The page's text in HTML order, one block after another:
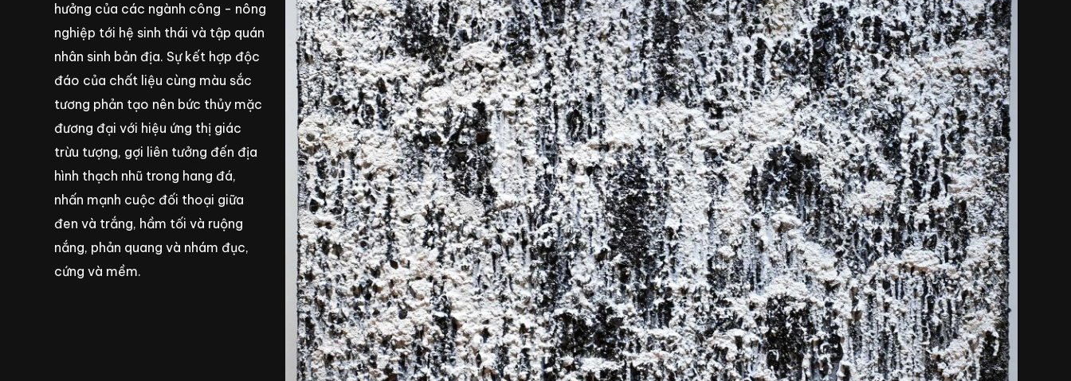
hưởng của các ngành công - nông
nghiệp tới hệ sinh thái và tập quán
nhân sinh bản địa. Sự kết hợp độc
đáo của chất liệu cùng màu sắc
tương phản tạo nên bức thủy mặc
đương đại với hiệu ứng thị giác
trừu tượng, gợi liên tưởng đến địa
hình thạch nhũ trong hang đá,
nhấn mạnh cuộc đối thoại giữa
đen và trắng, hầm tối và ruộng
nắng, phản quang và nhám đục,
cứng và mềm.